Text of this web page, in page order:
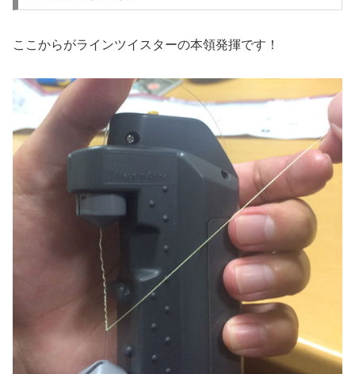
ここからがラインツイスターの本領発揮です！